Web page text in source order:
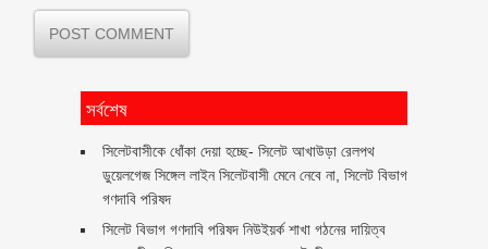
সর্বশেষ
‎সিলেটবাসীকে ধোঁকা দেয়া হচ্ছে- সিলেট আখাউড়া রেলপথ
ডুয়েলগেজ সিঙ্গেল লাইন সিলেটবাসী মেনে নেবে না, সিলেট বিভাগ
গণদাবি পরিষদ
সিলেট বিভাগ গণদাবি পরিষদ নিউইয়র্ক শাখা গঠনের দায়িত্ব